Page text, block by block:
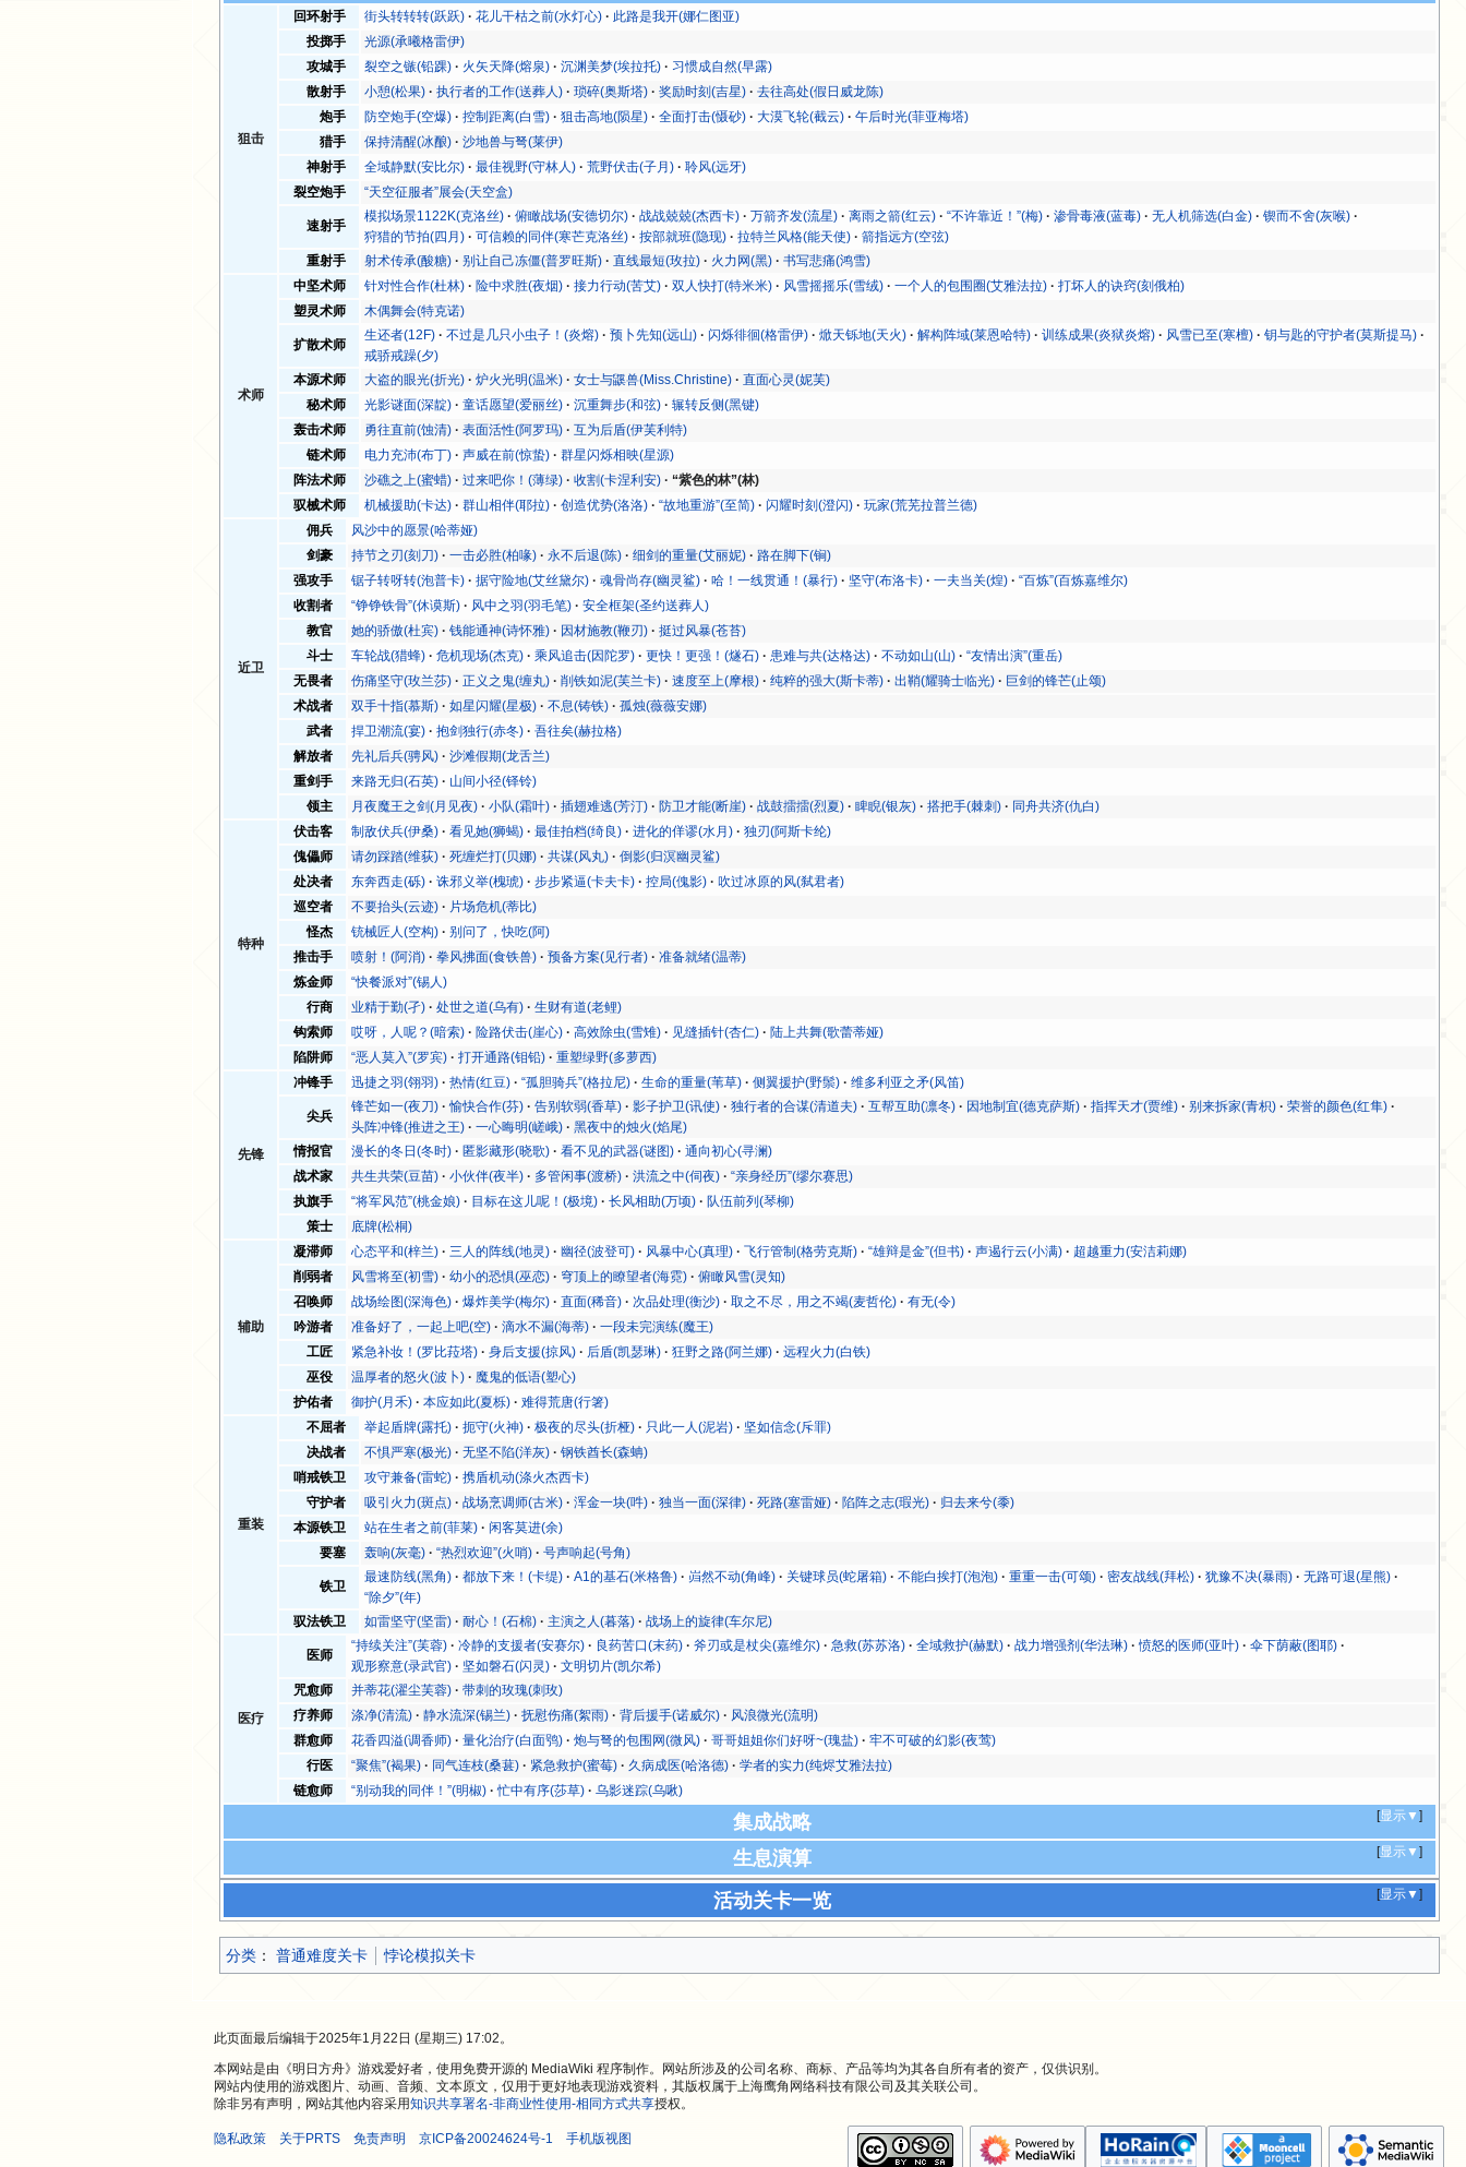
狙击
回环射手 街头转转转(跃跃) 花儿干枯之前(水灯心)
此路是我开(娜仁图亚)
投掷手
光源(承曦格雷伊)
攻城手
裂空之镞(铅踝) 火矢天降(熔泉) 沉渊美梦(埃拉托)
习惯成自然(早露)
散射手
小憩(松果) 执行者的工作(送葬人) 琐碎(奥斯塔) 奖励时刻(吉星)
去往高处(假日威龙陈)
炮手
防空炮手(空爆) 控制距离(白雪) 狙击高地(陨星) 全面打击(慑砂) 大漠飞轮(截云)
午后时光(菲亚梅塔)
猎手
保持清醒(冰酿)
沙地兽与弩(莱伊)
神射手
全域静默(安比尔) 最佳视野(守林人) 荒野伏击(子月)
聆风(远牙)
裂空炮手
“天空征服者”展会(天空盒)
速射手
模拟场景1122K(克洛丝) 俯瞰战场(安德切尔) 战战兢兢(杰西卡) 万箭齐发(流星) 离雨之箭(红云) “不许靠近！”(梅) 渗骨毒液(蓝毒) 无人机筛选(白金)
锲而不舍(灰喉)
狩猎的节拍(四月)
可信赖的同伴(寒芒克洛丝) 按部就班(隐现) 拉特兰风格(能天使)
箭指远方(空弦)
重射手
射术传承(酸糖) 别让自己冻僵(普罗旺斯) 直线最短(玫拉) 火力网(黑) 书写悲痛(鸿雪)
术师
中坚术师 针对性合作(杜林) 险中求胜(夜烟) 接力行动(苦艾) 双人快打(特米米) 风雪摇摇乐(雪绒) 一个人的包围圈(艾雅法拉)
打坏人的诀窍(刻俄柏)
塑灵术师
木偶舞会(特克诺)
扩散术师
生还者(12F) 不过是几只小虫子！(炎熔) 预卜先知(远山) 闪烁徘徊(格雷伊) 焮天铄地(天火) 解构阵域(莱恩哈特) 训练成果(炎狱炎熔) 风雪已至(寒檀)
钥与匙的守护者(莫斯提马)
戒骄戒躁(夕)
本源术师
大盗的眼光(折光) 炉火光明(温米) 女士与鼷兽(Miss.Christine)
直面心灵(妮芙)
秘术师
光影谜面(深靛) 童话愿望(爱丽丝) 沉重舞步(和弦)
辗转反侧(黑键)
轰击术师
勇往直前(蚀清) 表面活性(阿罗玛)
互为后盾(伊芙利特)
链术师
电力充沛(布丁) 声威在前(惊蛰)
群星闪烁相映(星源)
阵法术师
沙礁之上(蜜蜡) 过来吧你！(薄绿) 收割(卡涅利安)
“紫色的林”(林)
驭械术师
机械援助(卡达) 群山相伴(耶拉) 创造优势(洛洛) “故地重游”(至简) 闪耀时刻(澄闪) 玩家(荒芜拉普兰德)
近卫
佣兵
风沙中的愿景(哈蒂娅)
剑豪
持节之刃(刻刀) 一击必胜(柏喙) 永不后退(陈) 细剑的重量(艾丽妮)
路在脚下(锏)
强攻手
锯子转呀转(泡普卡) 据守险地(艾丝黛尔) 魂骨尚存(幽灵鲨) 哈！一线贯通！(暴行) 坚守(布洛卡) 一夫当关(煌)
“百炼”(百炼嘉维尔)
收割者
“铮铮铁骨”(休谟斯) 风中之羽(羽毛笔)
安全框架(圣约送葬人)
教官
她的骄傲(杜宾) 钱能通神(诗怀雅) 因材施教(鞭刃)
挺过风暴(苍苔)
斗士
车轮战(猎蜂) 危机现场(杰克) 乘风追击(因陀罗) 更快！更强！(燧石) 患难与共(达格达) 不动如山(山)
“友情出演”(重岳)
无畏者
伤痛坚守(玫兰莎) 正义之鬼(缠丸) 削铁如泥(芙兰卡) 速度至上(摩根) 纯粹的强大(斯卡蒂) 出鞘(耀骑士临光)
巨剑的锋芒(止颂)
术战者
双手十指(慕斯) 如星闪耀(星极) 不息(铸铁)
孤烛(薇薇安娜)
武者
捍卫潮流(宴) 抱剑独行(赤冬)
吾往矣(赫拉格)
解放者
先礼后兵(骋风)
沙滩假期(龙舌兰)
重剑手
来路无归(石英)
山间小径(铎铃)
领主
月夜魔王之剑(月见夜) 小队(霜叶) 插翅难逃(芳汀) 防卫才能(断崖) 战鼓擂擂(烈夏) 睥睨(银灰) 搭把手(棘刺) 同舟共济(仇白)
特种
伏击客 制敌伏兵(伊桑) 看见她(狮蝎) 最佳拍档(绮良) 进化的佯谬(水月)
独刃(阿斯卡纶)
傀儡师
请勿踩踏(维荻) 死缠烂打(贝娜) 共谋(风丸)
倒影(归溟幽灵鲨)
处决者
东奔西走(砾) 诛邪义举(槐琥) 步步紧逼(卡夫卡) 控局(傀影)
吹过冰原的风(弑君者)
巡空者
不要抬头(云迹)
片场危机(蒂比)
怪杰
铳械匠人(空构)
别问了，快吃(阿)
推击手
喷射！(阿消) 拳风拂面(食铁兽) 预备方案(见行者)
准备就绪(温蒂)
炼金师
“快餐派对”(锡人)
行商
业精于勤(孑) 处世之道(乌有)
生财有道(老鲤)
钩索师
哎呀，人呢？(暗索) 险路伏击(崖心) 高效除虫(雪雉) 见缝插针(杏仁)
陆上共舞(歌蕾蒂娅)
陷阱师
“恶人莫入”(罗宾) 打开通路(钼铅) 重塑绿野(多萝西)
先锋
冲锋手 迅捷之羽(翎羽) 热情(红豆) “孤胆骑兵”(格拉尼) 生命的重量(苇草) 侧翼援护(野鬃) 维多利亚之矛(风笛)
尖兵
锋芒如一(夜刀) 愉快合作(芬) 告别软弱(香草) 影子护卫(讯使) 独行者的合谋(清道夫) 互帮互助(凛冬) 因地制宜(德克萨斯) 指挥天才(贾维) 别来拆家(青枳)
荣誉的颜色(红隼)
头阵冲锋(推进之王)
一心晦明(嵯峨)
黑夜中的烛火(焰尾)
情报官
漫长的冬日(冬时) 匿影藏形(晓歌) 看不见的武器(谜图)
通向初心(寻澜)
战术家
共生共荣(豆苗) 小伙伴(夜半) 多管闲事(渡桥) 洪流之中(伺夜)
“亲身经历”(缪尔赛思)
执旗手
“将军风范”(桃金娘) 目标在这儿呢！(极境) 长风相助(万顷)
队伍前列(琴柳)
策士
底牌(松桐)
辅助
凝滞师 心态平和(梓兰) 三人的阵线(地灵) 幽径(波登可) 风暴中心(真理) 飞行管制(格劳克斯) “雄辩是金”(但书) 声遏行云(小满)
超越重力(安洁莉娜)
削弱者
风雪将至(初雪) 幼小的恐惧(巫恋) 穹顶上的瞭望者(海霓)
俯瞰风雪(灵知)
召唤师
战场绘图(深海色) 爆炸美学(梅尔) 直面(稀音) 次品处理(衡沙) 取之不尽，用之不竭(麦哲伦)
有无(令)
吟游者
准备好了，一起上吧(空) 滴水不漏(海蒂)
一段未完演练(魔王)
工匠
紧急补妆！(罗比菈塔) 身后支援(掠风) 后盾(凯瑟琳) 狂野之路(阿兰娜)
远程火力(白铁)
巫役
温厚者的怒火(波卜)
魔鬼的低语(塑心)
护佑者
御护(月禾) 本应如此(夏栎) 难得荒唐(行箸)
重装
不屈者 举起盾牌(露托) 扼守(火神) 极夜的尽头(折桠) 只此一人(泥岩)
坚如信念(斥罪)
决战者
不惧严寒(极光) 无坚不陷(洋灰)
钢铁酋长(森蚺)
哨戒铁卫
攻守兼备(雷蛇)
携盾机动(涤火杰西卡)
守护者
吸引火力(斑点) 战场烹调师(古米) 浑金一块(吽) 独当一面(深律) 死路(塞雷娅) 陷阵之志(瑕光)
归去来兮(黍)
本源铁卫
站在生者之前(菲莱)
闲客莫进(余)
要塞
轰响(灰毫) “热烈欢迎”(火哨) 号声响起(号角)
铁卫
最速防线(黑角) 都放下来！(卡缇) A1的基石(米格鲁) 岿然不动(角峰) 关键球员(蛇屠箱) 不能白挨打(泡泡) 重重一击(可颂) 密友战线(拜松) 犹豫不决(暴雨)
无路可退(星熊)
“除夕”(年)
驭法铁卫
如雷坚守(坚雷) 耐心！(石棉) 主演之人(暮落) 战场上的旋律(车尔尼)
医疗
医师
“持续关注”(芙蓉) 冷静的支援者(安赛尔) 良药苦口(末药) 斧刃或是杖尖(嘉维尔) 急救(苏苏洛) 全域救护(赫默) 战力增强剂(华法琳) 愤怒的医师(亚叶)
伞下荫蔽(图耶)
观形察意(录武官)
坚如磐石(闪灵)
文明切片(凯尔希)
咒愈师
并蒂花(濯尘芙蓉)
带刺的玫瑰(刺玫)
疗养师
涤净(清流) 静水流深(锡兰) 抚慰伤痛(絮雨) 背后援手(诺威尔)
风浪微光(流明)
群愈师
花香四溢(调香师) 量化治疗(白面鸮) 炮与弩的包围网(微风) 哥哥姐姐你们好呀~(瑰盐)
牢不可破的幻影(夜莺)
行医
“聚焦”(褐果) 同气连枝(桑葚) 紧急救护(蜜莓) 久病成医(哈洛德)
学者的实力(纯烬艾雅法拉)
链愈师
“别动我的同伴！”(明椒) 忙中有序(莎草)
乌影迷踪(乌啾)
[显示▼]
集成战略
[显示▼]
生息演算
[显示▼]
活动关卡一览
分类 ：​ 普通难度关卡 悖论模拟关卡
此页面最后编辑于2025年1月22日 (星期三) 17:02。
本网站是由《明日方舟》游戏爱好者，使用免费开源的 MediaWiki 程序制作。网站所涉及的公司名称、商标、产品等均为其各自所有者的资产，仅供识别。
网站内使用的游戏图片、动画、音频、文本原文，仅用于更好地表现游戏资料，其版权属于上海鹰角网络科技有限公司及其关联公司。
除非另有声明，网站其他内容采用知识共享署名-非商业性使用-相同方式共享授权。
隐私政策 关于PRTS 免责声明 京ICP备20024624号-1 手机版视图